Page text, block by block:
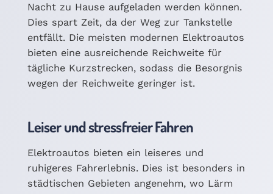
Nacht zu Hause aufgeladen werden können.
Dies spart Zeit, da der Weg zur Tankstelle
entfällt. Die meisten modernen Elektroautos
bieten eine ausreichende Reichweite für
tägliche Kurzstrecken, sodass die Besorgnis
wegen der Reichweite geringer ist.
Leiser und stressfreier Fahren
Elektroautos bieten ein leiseres und
ruhigeres Fahrerlebnis. Dies ist besonders in
städtischen Gebieten angenehm, wo Lärm